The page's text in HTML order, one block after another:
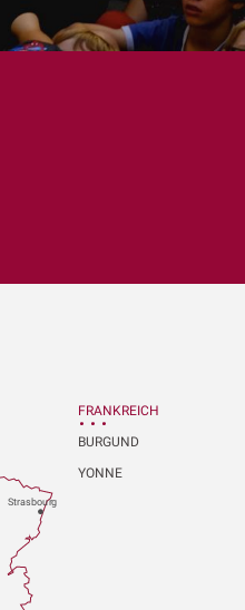
Strasbourg
FRANKREICH
BURGUND
YONNE